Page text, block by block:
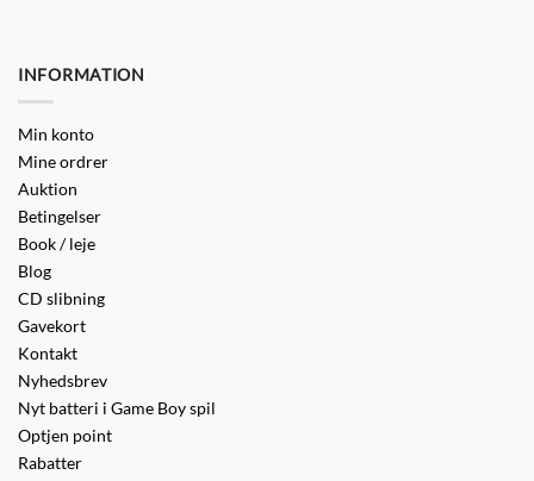
INFORMATION
Min konto
Mine ordrer
Auktion
Betingelser
Book / leje
Blog
CD slibning
Gavekort
Kontakt
Nyhedsbrev
Nyt batteri i Game Boy spil
Optjen point
Rabatter